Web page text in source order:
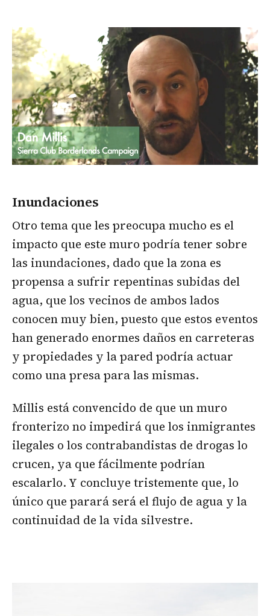
Inundaciones
Otro tema que les preocupa mucho es el
impacto que este muro podría tener sobre
las inundaciones, dado que la zona es
propensa a sufrir repentinas subidas del
agua, que los vecinos de ambos lados
conocen muy bien, puesto que estos eventos
han generado enormes daños en carreteras
y propiedades y la pared podría actuar
como una presa para las mismas.
Millis está convencido de que un muro
fronterizo no impedirá que los inmigrantes
ilegales o los contrabandistas de drogas lo
crucen, ya que fácilmente podrían
escalarlo. Y concluye tristemente que, lo
único que parará será el flujo de agua y la
continuidad de la vida silvestre.